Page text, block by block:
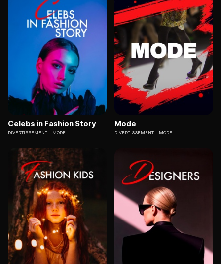
Celebs in Fashion Story
DIVERTISSEMENT MODE
Mode
DIVERTISSEMENT MODE